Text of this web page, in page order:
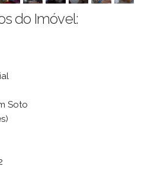
do Imóvel:
Soto